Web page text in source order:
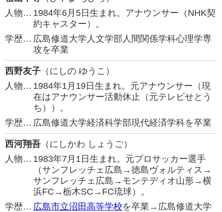
人物… 1984年6月5日生まれ。アナウンサー（NHK契
約キャスター）。
学歴… 広島修道大学人文学部人間関係学科心理学専
攻を卒業
西野友子 （にしの ゆうこ）
人物… 1984年1月19日生まれ。元アナウンサー（現
在はアナウンサー活動休止（元テレビせとう
ち））。
学歴… 広島修道大学経済科学部現代経済学科を卒業
西河翔吾 （にしかわ しょうご）
人物… 1983年7月1日生まれ。元プロサッカー選手
（サンフレッチェ広島→徳島ヴォルティス→
サンフレッチェ広島→モンテディオ山形→横
浜FC→栃木SC→FC琉球）。
学歴… 広島市立沼田高等学校を卒業→広島修道大学